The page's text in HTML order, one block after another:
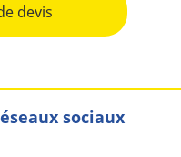
devis
sociaux